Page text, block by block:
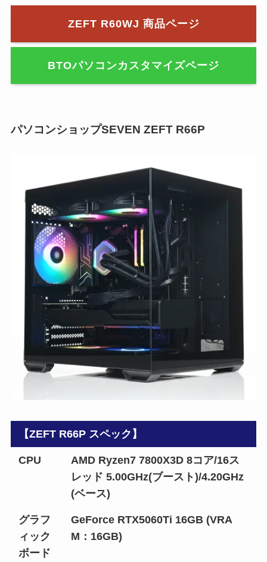
ZEFT R60WJ 商品ページ
BTOパソコンカスタマイズページ
パソコンショップSEVEN ZEFT R66P
【ZEFT R66P スペック】
CPU
AMD Ryzen7 7800X3D 8コア/16ス
レッド 5.00GHz(ブースト)/4.20GHz
(ベース)
グラフ
ィック
ボード
GeForce RTX5060Ti 16GB (VRA
M：16GB)